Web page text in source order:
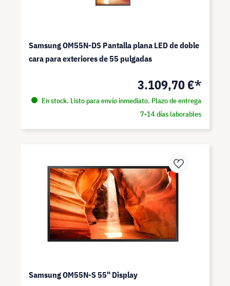
Samsung OM55N-DS Pantalla plana LED de doble
cara para exteriores de 55 pulgadas
3.109,70 €*
En stock. Listo para envío inmediato. Plazo de entrega
7-14 días laborables
Samsung OM55N-S 55" Display